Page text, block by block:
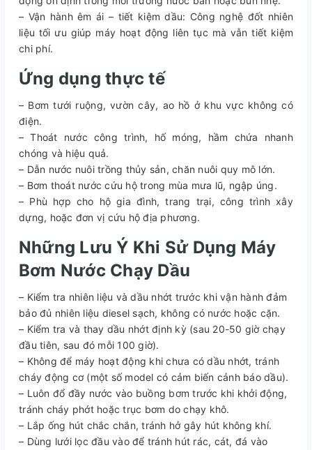
– Vận hành êm ái – tiết kiệm dầu: Công nghệ đốt nhiên
liệu tối ưu giúp máy hoạt động liên tục mà vẫn tiết kiệm
chi phí.
Ứng dụng thực tế
– Bơm tưới ruộng, vườn cây, ao hồ ở khu vực không có
điện.
– Thoát nước công trình, hố móng, hầm chứa nhanh
chóng và hiệu quả.
– Dẫn nước nuôi trồng thủy sản, chăn nuôi quy mô lớn.
– Bơm thoát nước cứu hộ trong mùa mưa lũ, ngập úng.
– Phù hợp cho hộ gia đình, trang trại, công trình xây
dựng, hoặc đơn vị cứu hộ địa phương.
Những Lưu Ý Khi Sử Dụng Máy
Bơm Nước Chạy Dầu
– Kiểm tra nhiên liệu và dầu nhớt trước khi vận hành đảm
bảo đủ nhiên liệu diesel sạch, không có nước hoặc cặn.
– Kiểm tra và thay dầu nhớt định kỳ (sau 20-50 giờ chạy
đầu tiên, sau đó mỗi 100 giờ).
– Không để máy hoạt động khi chưa có dầu nhớt, tránh
cháy động cơ (một số model có cảm biến cảnh báo dầu).
– Luôn đổ đầy nước vào buồng bơm trước khi khởi động,
tránh cháy phớt hoặc trục bơm do chạy khô.
– Lắp ống hút chắc chắn, tránh hở gây hút không khí.
– Dùng lưới lọc đầu vào để tránh hút rác, cát, đá vào